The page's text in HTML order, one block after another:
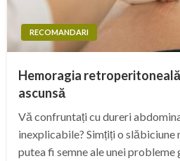
RECOMANDARI
Hemoragia
ascunsă
Vă confruntați cu dureri
inexplicabile? Simțiți o
putea fi semne ale unei probleme